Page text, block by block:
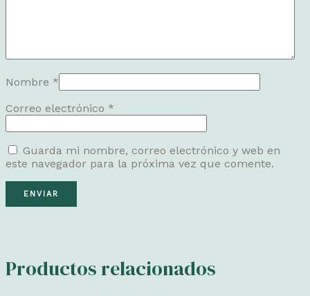
Nombre *
Correo electrónico *
Guarda mi nombre, correo electrónico y web en
este navegador para la próxima vez que comente.
Productos relacionados